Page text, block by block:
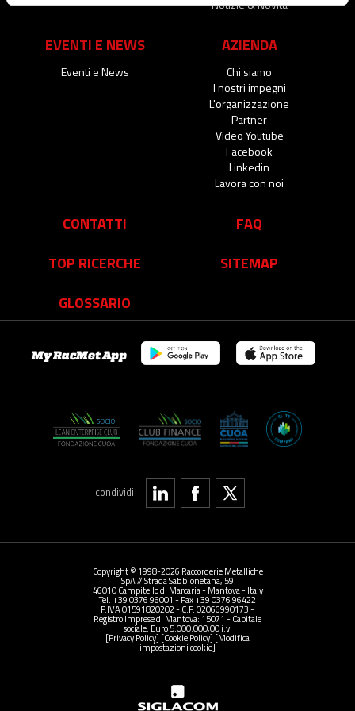
Notizie & Novità
EVENTI E NEWS
Eventi e News
AZIENDA
Chi siamo
I nostri impegni
L'organizzazione
Partner
Video Youtube
Facebook
Linkedin
Lavora con noi
CONTATTI
FAQ
TOP RICERCHE
SITEMAP
GLOSSARIO
condividi
My RacMet App
Copyright © 1998-2026 Raccorderie Metalliche
SpA // Strada Sabbionetana, 59
46010 Campitello di Marcaria - Mantova - Italy
Tel. +39 0376 96001 - Fax +39 0376 96422
P.IVA 01591820202 - C.F. 02066990173 -
Registro Imprese di Mantova: 15071 - Capitale
sociale: Euro 5.000.000,00 i.v.
[Privacy Policy] [Cookie Policy] [Modifica
impostazioni cookie]